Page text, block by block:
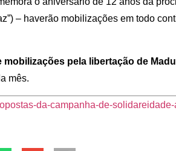
– haverão mobilizações em todo
mobilizações pela libertação de
mês.
da-campanha-de-